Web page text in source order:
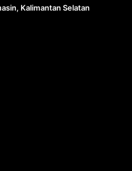
Kalimantan Selatan